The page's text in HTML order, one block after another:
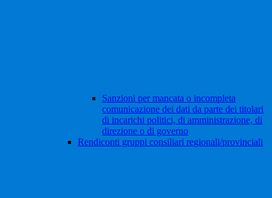
Sanzioni per mancata o incompleta
comunicazione dei dati da parte dei titolari
di incarichi politici, di amministrazione, di
direzione o di governo
Rendiconti gruppi consiliari regionali/provinciali